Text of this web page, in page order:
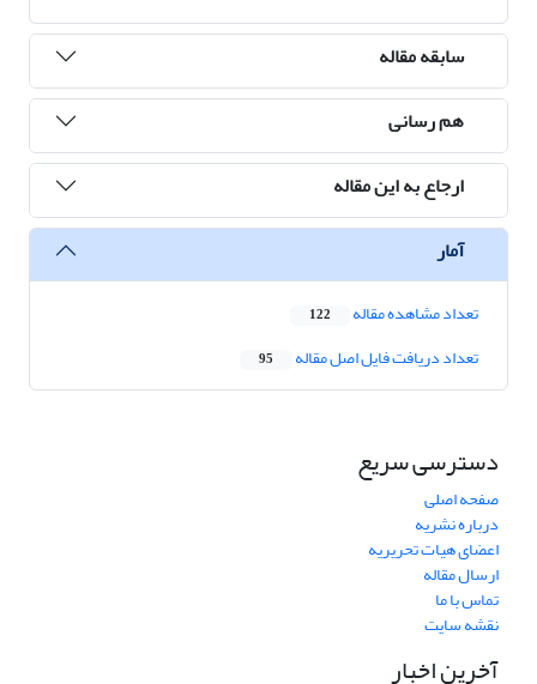
سابقه مقاله
هم رسانی
ارجاع به این مقاله
آمار
تعداد مشاهده مقاله 122
تعداد دریافت فایل اصل مقاله 95
دسترسی سریع
صفحه اصلی
درباره نشریه
اعضای هیات تحریریه
ارسال مقاله
تماس با ما
نقشه سایت
آخرین اخبار